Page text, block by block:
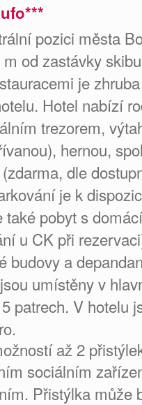
pozici města
od zastávky
je
Hotel nabízí
trezorem,
hernou,
dle
je k
také pobyt s
u CK při
budovy a
umístěny v
patrech. V hotelu
až 2
sociálním
Přistýlka může